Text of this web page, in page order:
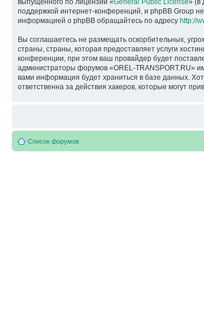
выпущенного по лицензии «General Public License» (в
поддержкой интернет-конференций, и phpBB Group
информацией о phpBB обращайтесь по адресу http://
Вы соглашаетесь не размещать оскорбительных,
страны, страны, которая предоставляет услуги
конференции, при этом ваш провайдер будет
администраторы форумов «OREL-TRANSPORT.RU»
вами информация будет храниться в базе данных.
ответственна за действия хакеров, которые могут
Список форумов